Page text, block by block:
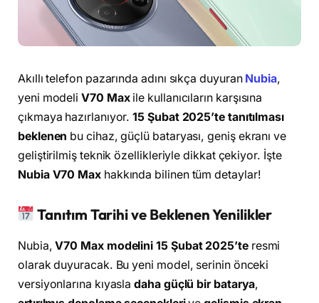
Akıllı telefon pazarında adını sıkça duyuran Nubia,
yeni modeliV70 Maxile kullanıcıların karşısına
çıkmaya hazırlanıyor.15 Şubat 2025’te tanıtılması
beklenen bu cihaz, güçlü bataryası, geniş ekranı ve
geliştirilmiş teknik özellikleriyle dikkat çekiyor. İşte
Nubia V70 Maxhakkında bilinen tüm detaylar!
Tanıtım Tarihi ve Beklenen Yenilikler
Nubia,V70 Max modelini 15 Şubat 2025’teresmi
olarak duyuracak. Bu yeni model, serinin önceki
versiyonlarına kıyasladaha güçlü bir batarya,